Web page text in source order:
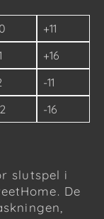
+11
+16
-11
-16
slutspel i
De